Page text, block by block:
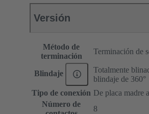
Versión
Método de
terminación
Terminación de
Blindaje
Totalmente
blindaje de 360°
Tipo de conexión De placa madre
Número de
8